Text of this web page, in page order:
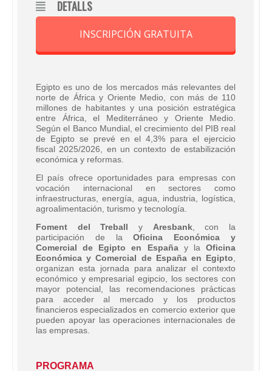
DETALLS
INSCRIPCIÓN GRATUITA
Egipto es uno de los mercados más relevantes del
norte de África y Oriente Medio, con más de 110
millones de habitantes y una posición estratégica
entre África, el Mediterráneo y Oriente Medio.
Según el Banco Mundial, el crecimiento del PIB real
de Egipto se prevé en el 4,3% para el ejercicio
fiscal 2025/2026, en un contexto de estabilización
económica y reformas.
El país ofrece oportunidades para empresas con
vocación internacional en sectores como
infraestructuras, energía, agua, industria, logística,
agroalimentación, turismo y tecnología.
Foment del Treball y Aresbank, con la
participación de laOficina Económica y
Comercial de Egipto en Españay laOficina
Económica y Comercial de España en Egipto,
organizan esta jornada para analizar el contexto
económico y empresarial egipcio, los sectores con
mayor potencial, las recomendaciones prácticas
para acceder al mercado y los productos
financieros especializados en comercio exterior que
pueden apoyar las operaciones internacionales de
las empresas.
PROGRAMA